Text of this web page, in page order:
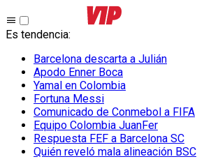
Es tendencia:
Barcelona descarta a Julián
Apodo Enner Boca
Yamal en Colombia
Fortuna Messi
Comunicado de Conmebol a FIFA
Equipo Colombia JuanFer
Respuesta FEF a Barcelona SC
Quién reveló mala alineación BSC